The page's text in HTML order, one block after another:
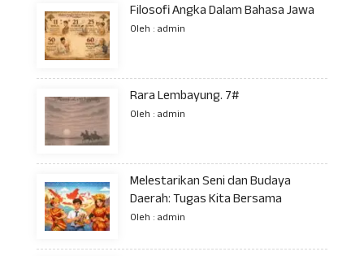
Filosofi Angka Dalam Bahasa Jawa
Oleh : admin
Rara Lembayung. 7#
Oleh : admin
Melestarikan Seni dan Budaya
Daerah: Tugas Kita Bersama
Oleh : admin